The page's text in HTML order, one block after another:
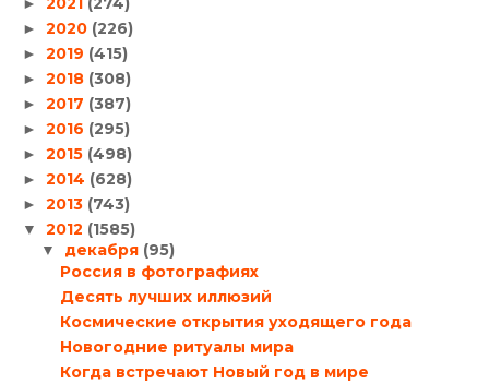
► 2020 (226)
► 2019 (415)
► 2018 (308)
► 2017 (387)
► 2016 (295)
► 2015 (498)
► 2014 (628)
► 2013 (743)
▼ 2012 (1585)
▼ декабря (95)
Россия в фотографиях
Десять лучших иллюзий
Космические открытия уходящего года
Новогодние ритуалы мира
Когда встречают Новый год в мире